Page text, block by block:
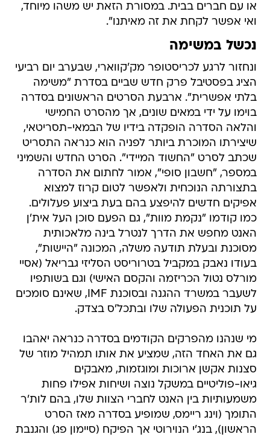
או עם חברים בבית. במסורת הזאת יש משהו מיוחד,
ואי אפשר לקחת את זה מאיתנו".
נכשל במשימה
ונחזור לרגע לכריסטופר מק'קווארי, שבערב יום רביעי
הציג בפסטיבל פרק חדש שביים בסדרת "משימה
בלתי אפשרית". ארבעת הסרטים הראשונים בסדרה
בוימו על ידי במאים שונים, אך מהסרט החמישי
והלאה הסדרה הופקדה בידיו של הבמאי-תסריטאי,
שיצירתו המוכרת ביותר לפניה הוא כנראה התסריט
שכתב לסרט "החשוד המיידי". הסרט החדש והשמיני
במספר, "חשבון סופי", אמור לחתום את הסדרה
בתצורתה הנוכחית ולאפשר לטום קרוז למצוא
אפיקים חדשים להיפצע בהם בעת ביצוע פעלולים.
כמו קודמו "נקמת מוות", גם הפעם סוכן העל אית'ן
האנט מחפש את הדרך לנטרל בינה מלאכותית
מסוכנת ובעלת תודעה משלה, המכונה "היישות",
בעודו נאבק במקביל בטרוריסט הסליזי גבריאל (אסיי
מורלס נטול הכריזמה והקסם האישי) וגם בשותפיו
לשעבר במשרד ההגנה ובסוכנת IMF, שאינם סומכים
על תוכנית הפעולה שלו ובתכל'ס בצדק.
מי שנהנו מהפרקים הקודמים בסדרה כנראה יאהבו
גם את האחד הזה, שמציע את אותו תמהיל מוזר של
סצנות אקשן ארוכות ומוגזמות, מאבקים
גיאו-פוליטיים במשקל נוצה ושיחות אפילו פחות
משמעותיות בין האנט לחברי הצוות שלו, בהם לות'ר
התומך (וינג ריימס, שמופיע בסדרה מאז הסרט
הראשון), בנג'י הנוירוטי אך הפיקח (סיימון פג) והגנבת